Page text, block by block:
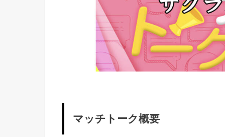
マッチトーク概要